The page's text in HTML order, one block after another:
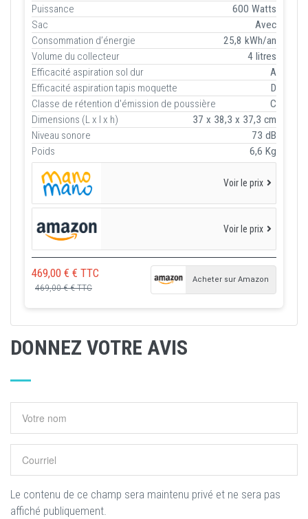
Puissance
600 Watts
Sac
Avec
Consommation d’énergie
25,8 kWh/an
Volume du collecteur
4 litres
Efficacité aspiration sol dur
A
Efficacité aspiration tapis moquette
D
Classe de rétention d'émission de poussière
C
Dimensions (L x l x h)
37 x 38,3 x 37,3 cm
Niveau sonore
73 dB
Poids
6,6 Kg
Voir le prix
Voir le prix
469,00 € € TTC
469,00 € € TTC
Acheter sur Amazon
DONNEZ VOTRE AVIS
Le contenu de ce champ sera maintenu privé et ne sera pas
affiché publiquement.